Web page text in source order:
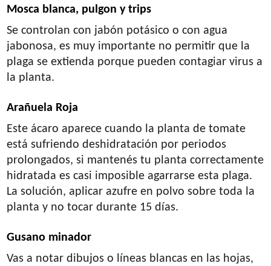
Mosca blanca, pulgon y trips
Se controlan con jabón potásico o con agua
jabonosa, es muy importante no permitir que la
plaga se extienda porque pueden contagiar virus a
la planta.
Arañuela Roja
Este ácaro aparece cuando la planta de tomate
está sufriendo deshidratación por periodos
prolongados, si mantenés tu planta correctamente
hidratada es casi imposible agarrarse esta plaga.
La solución, aplicar azufre en polvo sobre toda la
planta y no tocar durante 15 días.
Gusano minador
Vas a notar dibujos o líneas blancas en las hojas,